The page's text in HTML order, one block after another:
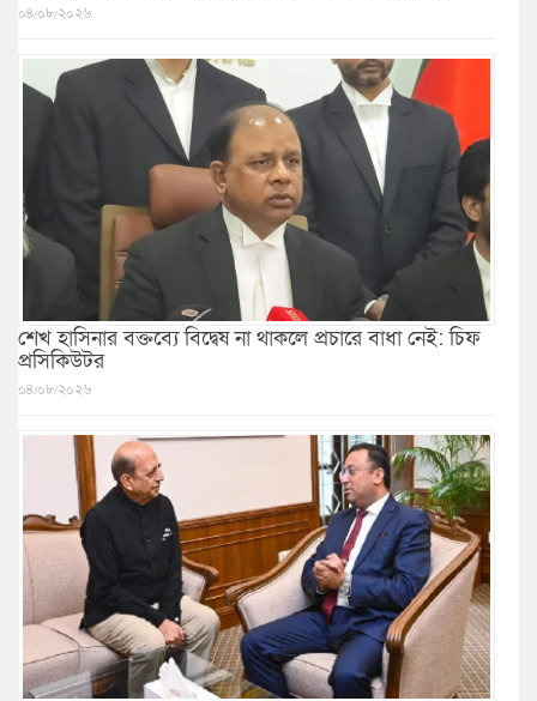
০৪/০৮/২০২৬
শেখ হাসিনার বক্তব্যে বিদ্বেষ না থাকলে প্রচারে বাধা নেই: চিফ
প্রসিকিউটর
০৪/০৮/২০২৬